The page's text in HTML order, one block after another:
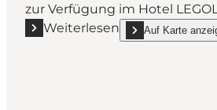
zur Verfügung im Hotel
Weiterlesen
Mehr erfahren "LEGOLAND®
Auf Karte
show